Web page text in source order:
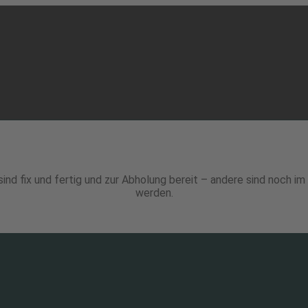
fix und fertig und zur Abholung bereit – andere sind noch
werden.